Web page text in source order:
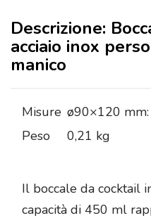
Descrizione:
acciaio inox
manico
Misure ø90×120 mm:
Peso
0,21 kg
Il boccale da cocktail
capacità di 450 ml